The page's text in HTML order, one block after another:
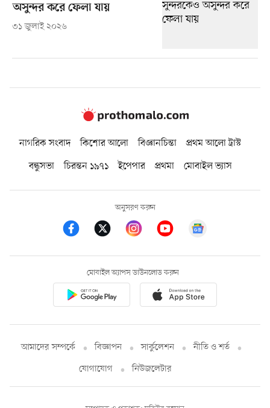
অসুন্দর করে ফেলা যায়
৩১ জুলাই ২০২৬
নাগরিক সংবাদ কিশোর আলো বিজ্ঞানচিন্তা
প্রথম আলো ট্রাস্ট
বন্ধুসভা
চিরন্তন ১৯৭১ ইপেপার প্রথমা মোবাইল ভ্যাস
অনুসরণ করুন
মোবাইল অ্যাপস ডাউনলোড করুন
আমাদের সম্পর্কে বিজ্ঞাপন সার্কুলেশন
নীতি ও শর্ত
যোগাযোগ
নিউজলেটার